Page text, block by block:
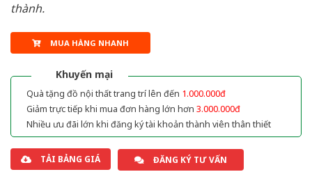
thành.
MUA HÀNG NHANH
Khuyến mại
Quà tặng đồ nội thất trang trí lên đến 1.000.000đ
Giảm trực tiếp khi mua đơn hàng lớn hơn 3.000.000đ
Nhiều ưu đãi lớn khi đăng ký tài khoản thành viên thân thiết
TẢI BẢNG GIÁ ĐĂNG KÝ TƯ VẤN